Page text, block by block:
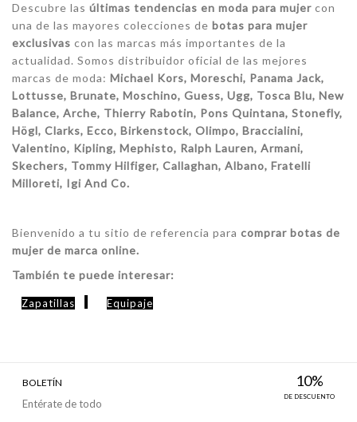
Descubre las últimas tendencias en moda para mujer con
una de las mayores colecciones de botas para mujer
exclusivas con las marcas más importantes de la
actualidad. Somos distribuidor oficial de las mejores
marcas de moda: Michael Kors, Moreschi, Panama Jack,
Lottusse, Brunate, Moschino, Guess, Ugg, Tosca Blu, New
Balance, Arche, Thierry Rabotin, Pons Quintana, Stonefly,
Högl, Clarks, Ecco, Birkenstock, Olimpo, Braccialini,
Valentino, Kipling, Mephisto, Ralph Lauren, Armani,
Skechers, Tommy Hilfiger, Callaghan, Albano, Fratelli
Milloreti, Igi And Co.
Bienvenido a tu sitio de referencia para comprar botas de
mujer de marca online.
También te puede interesar:
Zapatillas Equipaje
10%
DE DESCUENTO
BOLETÍN
Entérate de todo